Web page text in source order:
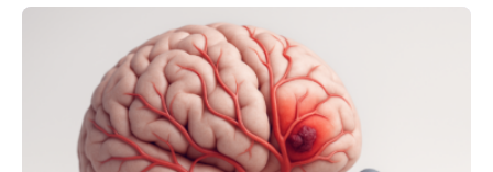
Woche vom Haushaltsausschuss freigegeben – unter
anderem zur Unterstützung der
Industrieforschungsprogramme Industrielle
Gemeinschaftsforschung (IGF), Zentrales
Innovationsprogramm Mittelstand (ZIM) und
Innovationskompetenz INNO-KOM. Auf dem